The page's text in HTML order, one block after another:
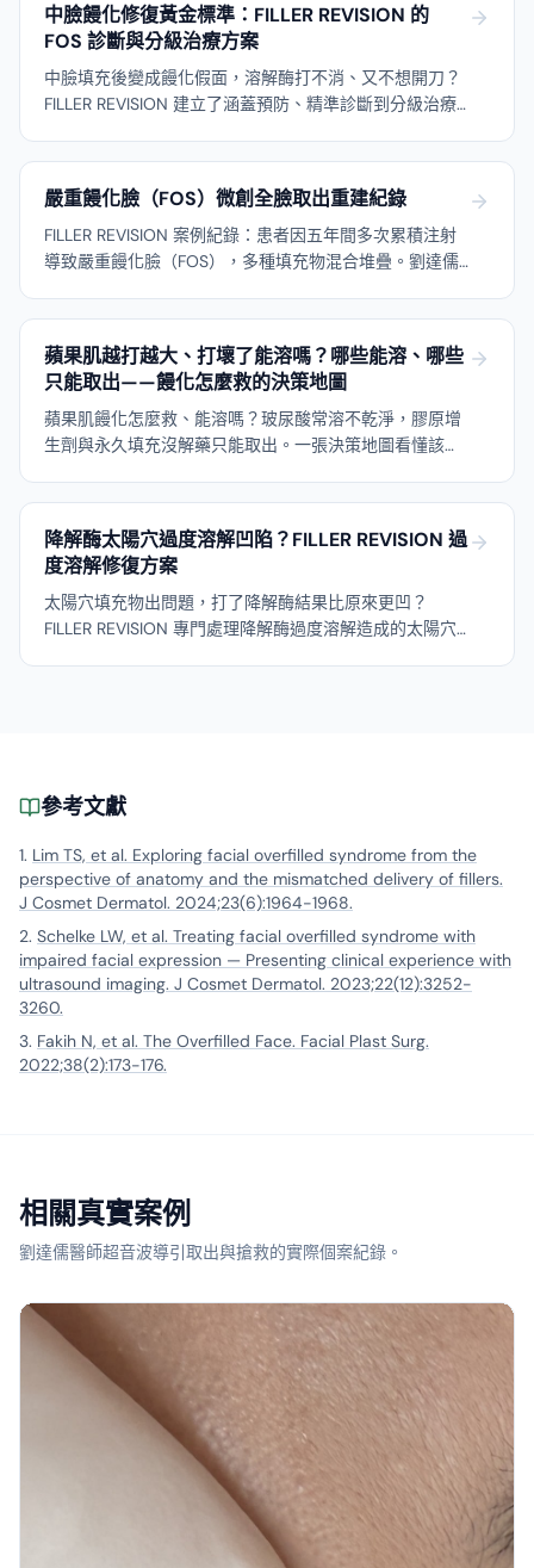
中臉饅化修復黃金標準：FILLER REVISION 的
FOS 診斷與分級治療方案
中臉填充後變成饅化假面，溶解酶打不消、又不想開刀？
FILLER REVISION 建立了涵蓋預防、精準診斷到分級治療
例。
嚴重饅化臉（FOS）微創全臉取出重建紀錄
FILLER REVISION 案例紀錄：患者因五年間多次累積注射
導致嚴重饅化臉（FOS），多種填充物混合堆疊。劉達儒
蘋果肌越打越大、打壞了能溶嗎？哪些能溶、哪些
只能取出——饅化怎麼救的決策地圖
蘋果肌饅化怎麼救、能溶嗎？玻尿酸常溶不乾淨，膠原增
生劑與永久填充沒解藥只能取出。一張決策地圖看懂該溶
降解酶太陽穴過度溶解凹陷？FILLER REVISION 過
度溶解修復方案
太陽穴填充物出問題，打了降解酶結果比原來更凹？
FILLER REVISION 專門處理降解酶過度溶解造成的太陽穴
參考文獻
Lim TS, et al. Exploring facial overfilled syndrome from the
perspective of anatomy and the mismatched delivery of fillers.
J Cosmet Dermatol. 2024;23(6):1964-1968.
Schelke LW, et al. Treating facial overfilled syndrome with
impaired facial expression — Presenting clinical experience with
ultrasound imaging. J Cosmet Dermatol. 2023;22(12):3252-
3260.
Fakih N, et al. The Overfilled Face. Facial Plast Surg.
2022;38(2):173-176.
相關真實案例
劉達儒醫師超音波導引取出與搶救的實際個案紀錄。